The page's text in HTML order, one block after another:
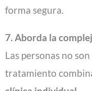
forma segura.
7. Aborda la
Las personas no
tratamiento